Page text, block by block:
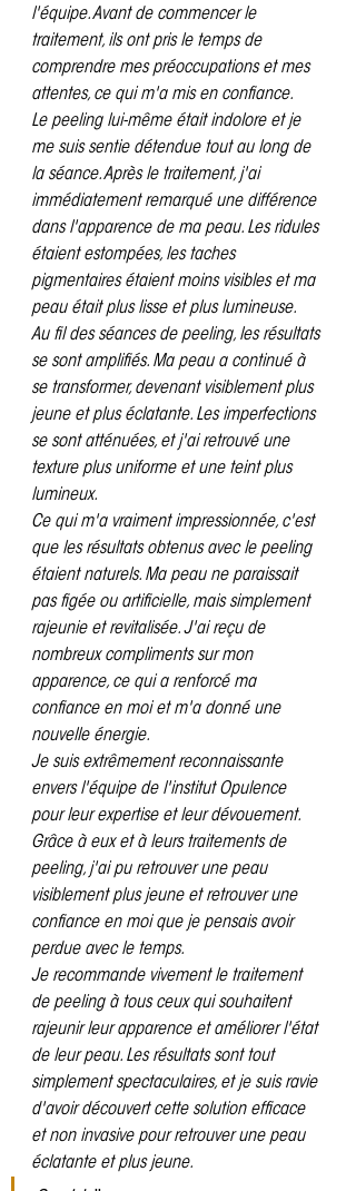
l'équipe. Avant de commencer le
traitement, ils ont pris le temps de
comprendre mes préoccupations et mes
attentes, ce qui m'a mis en confiance.
Le peeling lui-même était indolore et je
me suis sentie détendue tout au long de
la séance. Après le traitement, j'ai
immédiatement remarqué une différence
dans l'apparence de ma peau. Les ridules
étaient estompées, les taches
pigmentaires étaient moins visibles et ma
peau était plus lisse et plus lumineuse.
Au fil des séances de peeling, les résultats
se sont amplifiés. Ma peau a continué à
se transformer, devenant visiblement plus
jeune et plus éclatante. Les imperfections
se sont atténuées, et j'ai retrouvé une
texture plus uniforme et une teint plus
lumineux.
Ce qui m'a vraiment impressionnée, c'est
que les résultats obtenus avec le peeling
étaient naturels. Ma peau ne paraissait
pas figée ou artificielle, mais simplement
rajeunie et revitalisée. J'ai reçu de
nombreux compliments sur mon
apparence, ce qui a renforcé ma
confiance en moi et m'a donné une
nouvelle énergie.
Je suis extrêmement reconnaissante
envers l'équipe de l'institut Opulence
pour leur expertise et leur dévouement.
Grâce à eux et à leurs traitements de
peeling, j'ai pu retrouver une peau
visiblement plus jeune et retrouver une
confiance en moi que je pensais avoir
perdue avec le temps.
Je recommande vivement le traitement
de peeling à tous ceux qui souhaitent
rajeunir leur apparence et améliorer l'état
de leur peau. Les résultats sont tout
simplement spectaculaires, et je suis ravie
d'avoir découvert cette solution efficace
et non invasive pour retrouver une peau
éclatante et plus jeune.